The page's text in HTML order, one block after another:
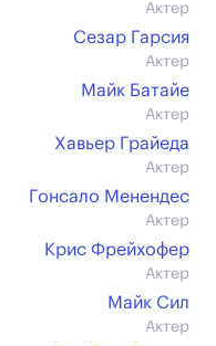
Актер
Сезар Гарсия
Актер
Майк Батайе
Актер
Хавьер Грайеда
Актер
Гонсало Менендес
Актер
Крис Фрейхофер
Актер
Майк Сил
Актер